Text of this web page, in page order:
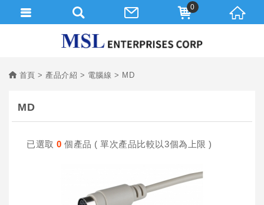
首頁 產品介紹 電腦線 MD
MD
已選取 0個產品 ( 單次產品比較以3個為上限 )
0